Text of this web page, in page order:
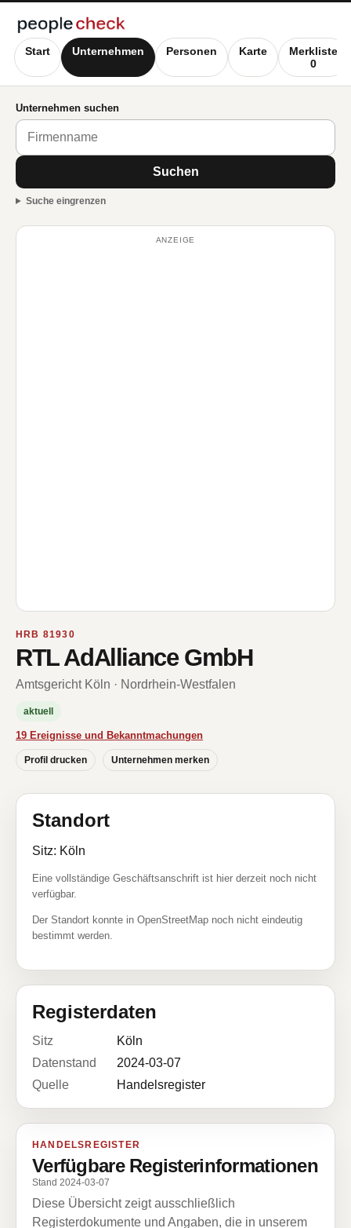
Start Unternehmen Personen Karte
Merkliste
0
Unternehmen suchen
Suchen
Suche eingrenzen
ANZEIGE
HRB 81930
RTL AdAlliance GmbH
Amtsgericht Köln · Nordrhein-Westfalen
aktuell
19 Ereignisse und Bekanntmachungen
Profil drucken Unternehmen merken
Standort
Sitz: Köln
Eine vollständige Geschäftsanschrift ist hier derzeit noch nicht
verfügbar.
Der Standort konnte in OpenStreetMap noch nicht eindeutig
bestimmt werden.
Registerdaten
Sitz
Köln
Datenstand
2024-03-07
Quelle
Handelsregister
HANDELSREGISTER
Verfügbare Registerinformationen
Stand 2024-03-07
Diese Übersicht zeigt ausschließlich
Registerdokumente und Angaben, die in unserem